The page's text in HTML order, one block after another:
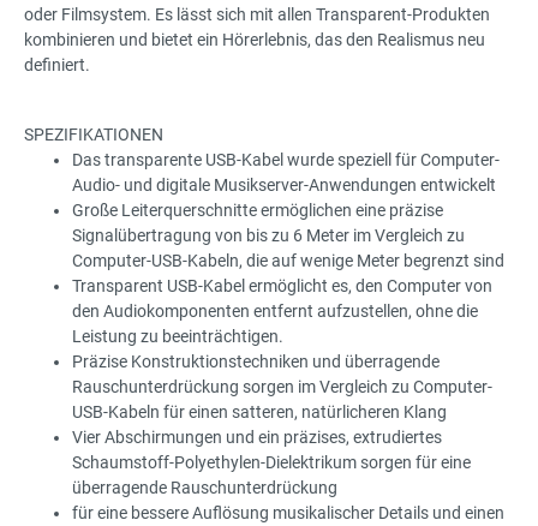
oder Filmsystem. Es lässt sich mit allen Transparent-Produkten
kombinieren und bietet ein Hörerlebnis, das den Realismus neu
definiert.
SPEZIFIKATIONEN
Das transparente USB-Kabel wurde speziell für Computer-
Audio- und digitale Musikserver-Anwendungen entwickelt
Große Leiterquerschnitte ermöglichen eine präzise
Signalübertragung von bis zu 6 Meter im Vergleich zu
Computer-USB-Kabeln, die auf wenige Meter begrenzt sind
Transparent USB-Kabel ermöglicht es, den Computer von
den Audiokomponenten entfernt aufzustellen, ohne die
Leistung zu beeinträchtigen.
Präzise Konstruktionstechniken und überragende
Rauschunterdrückung sorgen im Vergleich zu Computer-
USB-Kabeln für einen satteren, natürlicheren Klang
Vier Abschirmungen und ein präzises, extrudiertes
Schaumstoff-Polyethylen-Dielektrikum sorgen für eine
überragende Rauschunterdrückung
für eine bessere Auflösung musikalischer Details und einen